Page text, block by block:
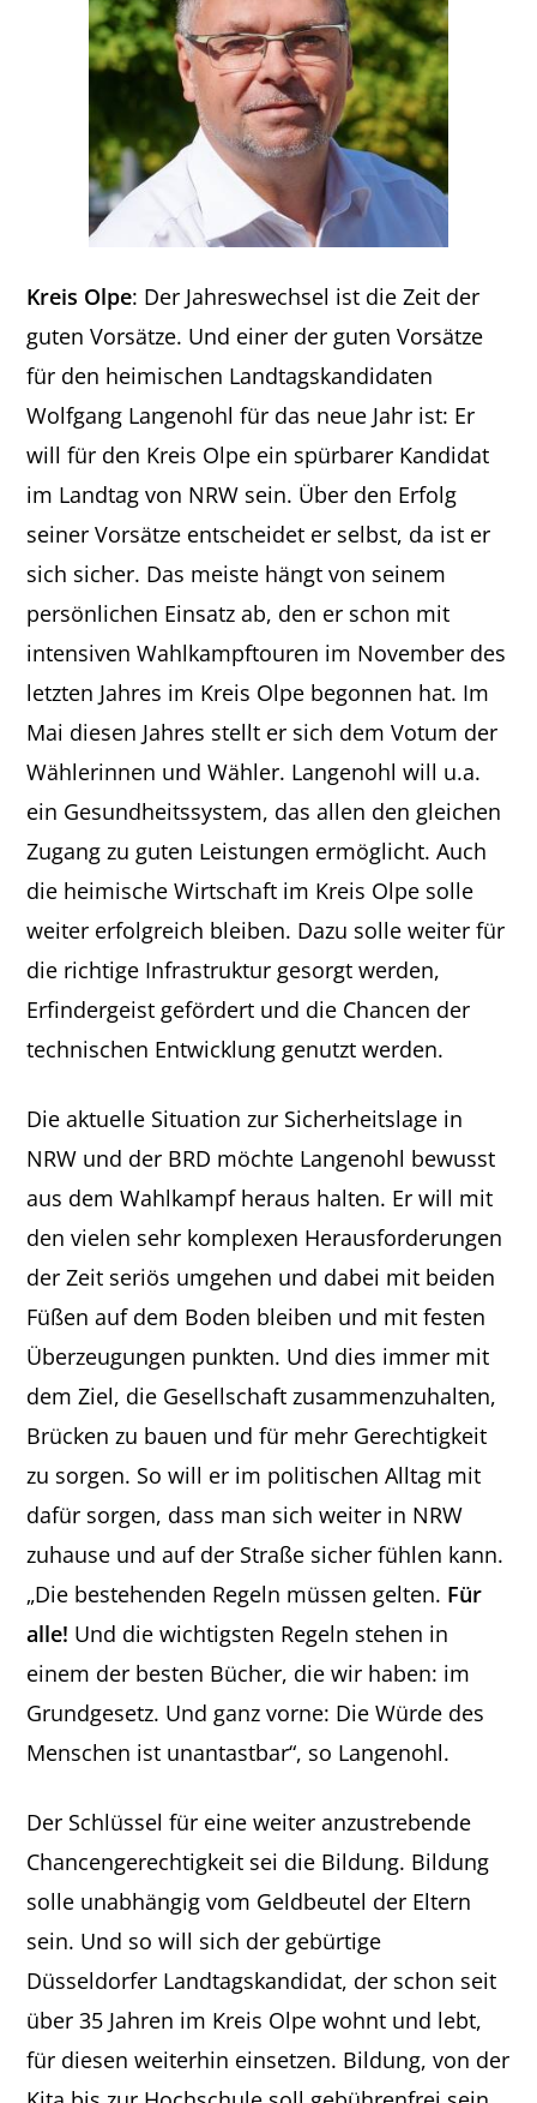
Kreis Olpe: Der Jahreswechsel ist die Zeit der
guten Vorsätze. Und einer der guten Vorsätze
für den heimischen Landtagskandidaten
Wolfgang Langenohl für das neue Jahr ist: Er
will für den Kreis Olpe ein spürbarer Kandidat
im Landtag von NRW sein. Über den Erfolg
seiner Vorsätze entscheidet er selbst, da ist er
sich sicher. Das meiste hängt von seinem
persönlichen Einsatz ab, den er schon mit
intensiven Wahlkampftouren im November des
letzten Jahres im Kreis Olpe begonnen hat. Im
Mai diesen Jahres stellt er sich dem Votum der
Wählerinnen und Wähler. Langenohl will u.a.
ein Gesundheitssystem, das allen den gleichen
Zugang zu guten Leistungen ermöglicht. Auch
die heimische Wirtschaft im Kreis Olpe solle
weiter erfolgreich bleiben. Dazu solle weiter für
die richtige Infrastruktur gesorgt werden,
Erfindergeist gefördert und die Chancen der
technischen Entwicklung genutzt werden.
Die aktuelle Situation zur Sicherheitslage in
NRW und der BRD möchte Langenohl bewusst
aus dem Wahlkampf heraus halten. Er will mit
den vielen sehr komplexen Herausforderungen
der Zeit seriös umgehen und dabei mit beiden
Füßen auf dem Boden bleiben und mit festen
Überzeugungen punkten. Und dies immer mit
dem Ziel, die Gesellschaft zusammenzuhalten,
Brücken zu bauen und für mehr Gerechtigkeit
zu sorgen. So will er im politischen Alltag mit
dafür sorgen, dass man sich weiter in NRW
zuhause und auf der Straße sicher fühlen kann.
„Die bestehenden Regeln müssen gelten. Für
alle! Und die wichtigsten Regeln stehen in
einem der besten Bücher, die wir haben: im
Grundgesetz. Und ganz vorne: Die Würde des
Menschen ist unantastbar“, so Langenohl.
Der Schlüssel für eine weiter anzustrebende
Chancengerechtigkeit sei die Bildung. Bildung
solle unabhängig vom Geldbeutel der Eltern
sein. Und so will sich der gebürtige
Düsseldorfer Landtagskandidat, der schon seit
über 35 Jahren im Kreis Olpe wohnt und lebt,
für diesen weiterhin einsetzen. Bildung, von der